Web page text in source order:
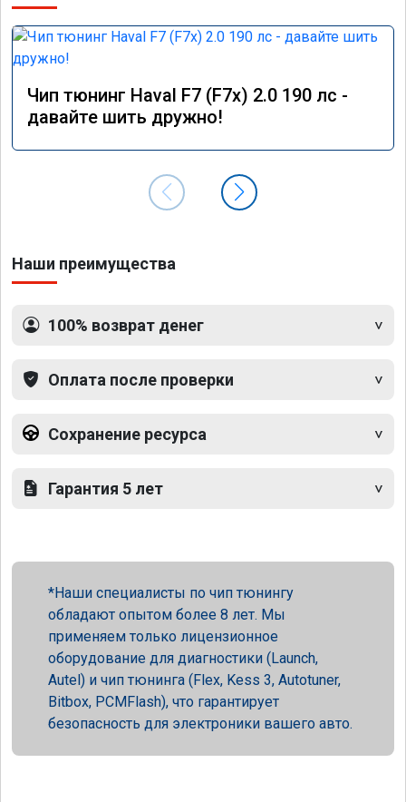
Чип тюнинг Haval F7 (F7x) 2.0 190 лс -
давайте шить дружно!
Наши преимущества
100% возврат денег
Оплата после проверки
Сохранение ресурса
Гарантия 5 лет
Наши специалисты по чип тюнингу
обладают опытом более 8 лет. Мы
применяем только лицензионное
оборудование для диагностики (Launch,
Autel) и чип тюнинга (Flex, Kess 3, Autotuner,
Bitbox, PCMFlash), что гарантирует
безопасность для электроники вашего авто.